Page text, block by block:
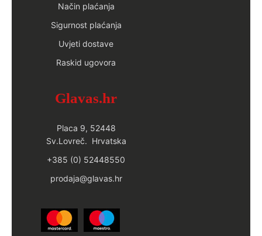
Način plaćanja
Sigurnost plaćanja
Uvjeti dostave
Raskid ugovora
Glavas.hr
Placa 9, 52448
Sv.Lovreč. Hrvatska
+385 (0) 52448550
prodaja@glavas.hr